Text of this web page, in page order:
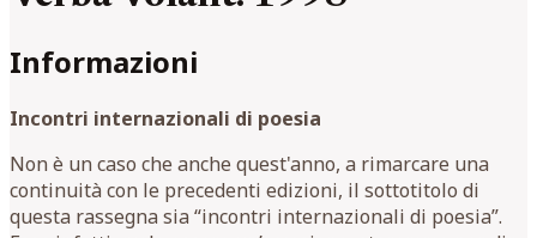
Informazioni
Incontri internazionali di poesia
Non è un caso che anche quest'anno, a rimarcare una
continuità con le precedenti edizioni, il sottotitolo di
questa rassegna sia “incontri internazionali di poesia”.